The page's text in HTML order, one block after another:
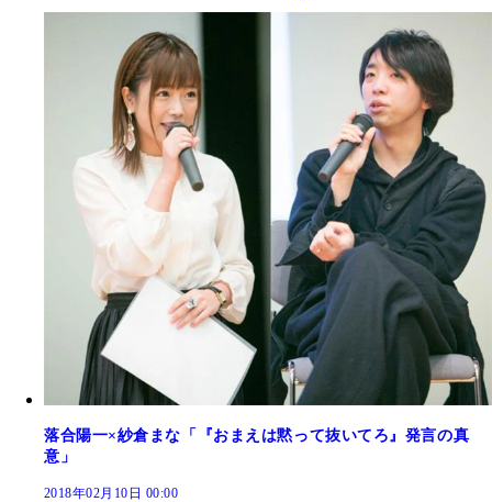
落合陽一×紗倉まな「『おまえは黙って抜いてろ』発言の真
意」
2018年02月10日 00:00